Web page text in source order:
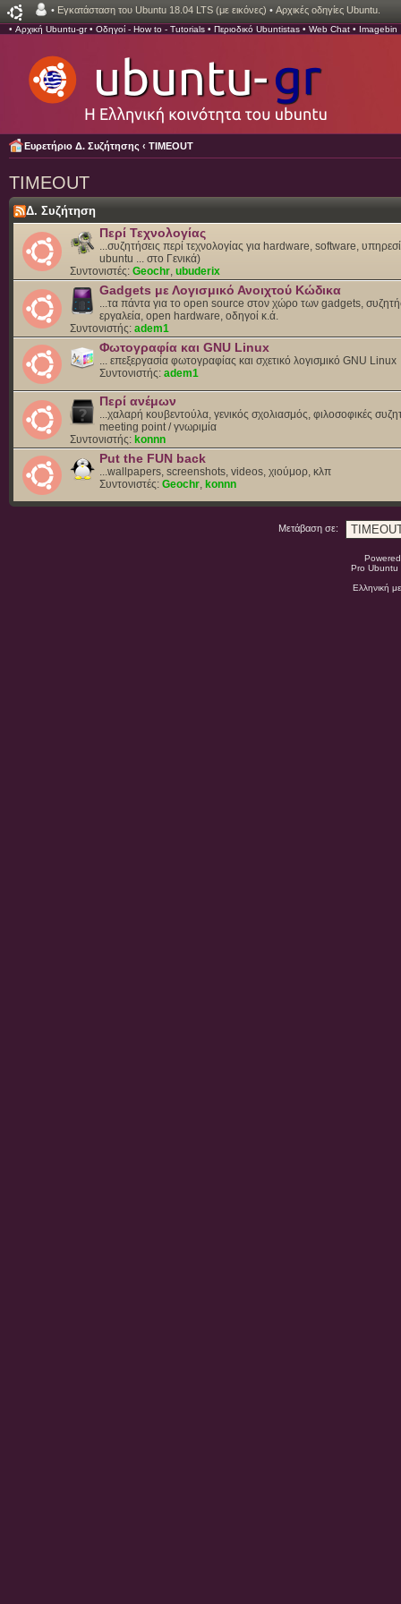
• Εγκατάσταση του Ubuntu 18.04 LTS (με εικόνες) • Αρχικές οδηγίες Ubuntu.
• Αρχική Ubuntu-gr• Οδηγοί - How to - Tutorials • Περιοδικό Ubuntistas • Web Chat • Imagebin
Ευρετήριο Δ. Συζήτησης ‹ TIMEOUT
TIMEOUT
Δ. Συζήτηση
Περί Τεχνολογίας
...συζητήσεις περί τεχνολογίας για hardware, software,
ubuntu ... στο Γενικά)
Συντονιστές: Geochr, ubuderix
Gadgets με Λογισμικό Ανοιχτού Κώδικα
...τα πάντα για το open source στον χώρο των gadgets,
εργαλεία, open hardware, οδηγοί κ.ά.
Συντονιστής: adem1
Φωτογραφία και GNU Linux
... επεξεργασία φωτογραφίας και σχετικό λογισμικό GNU Linux
Συντονιστής: adem1
Περί ανέμων
...χαλαρή κουβεντούλα, γενικός σχολιασμός, φιλοσοφικές
meeting point / γνωριμία
Συντονιστής: konnn
Put the FUN back
...wallpapers, screenshots, videos, χιούμορ, κλπ
Συντονιστές: Geochr, konnn
Μετάβαση σε:
Pro
Ελληνική